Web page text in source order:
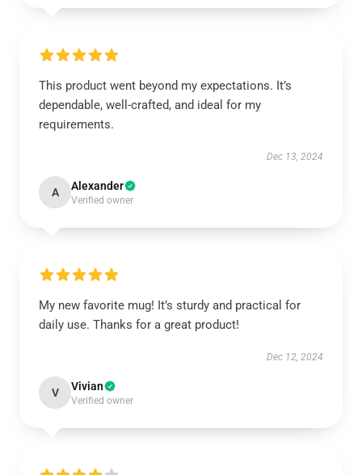
This product went beyond my expectations. It’s
dependable, well-crafted, and ideal for my
requirements.
Dec 13, 2024
A Alexander
Verified owner
My new favorite mug! It’s sturdy and practical for
daily use. Thanks for a great product!
Dec 12, 2024
V Vivian
Verified owner